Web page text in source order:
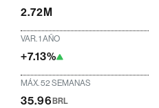
2.72M
VAR. 1 AÑO
+7.13%
MÁX. 52 SEMANAS
35.96BRL